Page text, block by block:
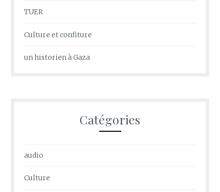
TUER
Culture et confiture
un historien à Gaza
Catégories
audio
Culture